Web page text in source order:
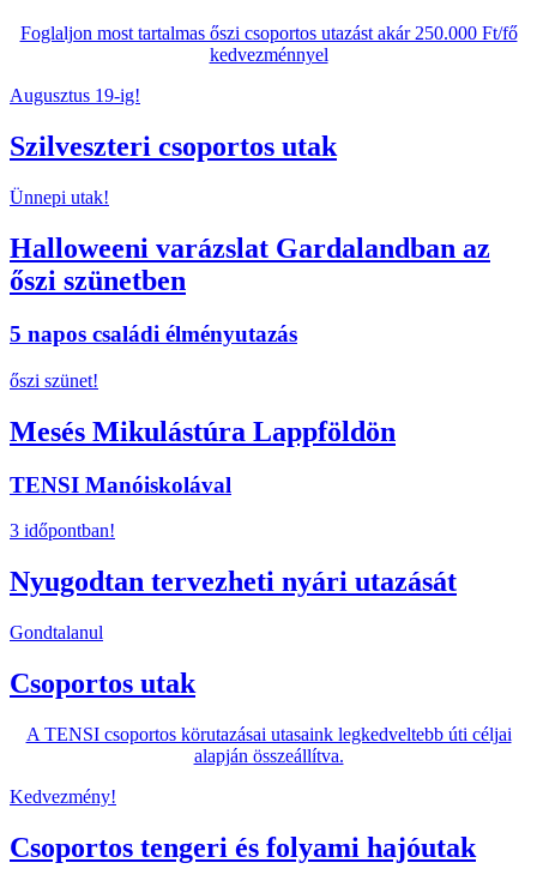
Foglaljon most tartalmas őszi csoportos utazást akár 250.000 Ft/fő
kedvezménnyel
Augusztus 19-ig!
Szilveszteri csoportos utak
Ünnepi utak!
Halloweeni varázslat Gardalandban az
őszi szünetben
5 napos családi élményutazás
őszi szünet!
Mesés Mikulástúra Lappföldön
TENSI Manóiskolával
3 időpontban!
Nyugodtan tervezheti nyári utazását
Gondtalanul
Csoportos utak
A TENSI csoportos körutazásai utasaink legkedveltebb úti céljai
alapján összeállítva.
Kedvezmény!
Csoportos tengeri és folyami hajóutak